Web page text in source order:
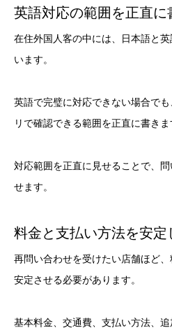
英語対応の範囲を正直に
在住外国人客の中には、日本語と
います。
英語で完璧に対応できない場合で
リで確認できる範囲を正直に書きま
対応範囲を正直に見せることで、
せます。
料金と支払い方法を安定
再問い合わせを受けたい店舗ほど
安定させる必要があります。
基本料金、交通費、支払い方法、